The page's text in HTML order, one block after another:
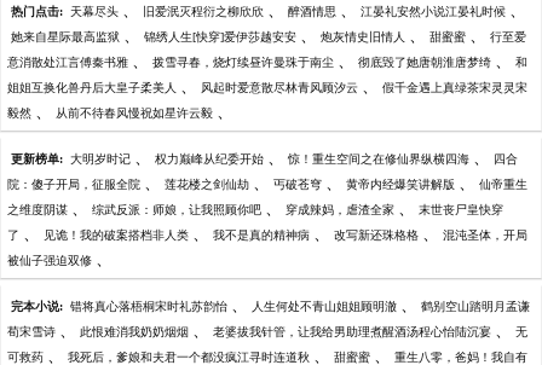
热门点击: 天幕尽头 、 旧爱泯灭程衍之柳欣欣 、 醉酒情思 、 江晏礼安然小说江晏礼时候 、
她来自星际最高监狱 、 锦绣人生[快穿]爱伊莎越安安 、 炮灰情史旧情人 、 甜蜜蜜 、 行至爱
意消散处江言傅秦书雅 、 拨雪寻春，烧灯续昼许曼珠于南尘 、 彻底毁了她唐朝淮唐梦绮 、 和
姐姐互换化兽丹后大皇子柔美人 、 风起时爱意散尽林青风顾汐云 、 假千金遇上真绿茶宋灵灵宋
毅然 、 从前不待春风慢祝如星许云毅 、
更新榜单: 大明岁时记 、 权力巅峰从纪委开始 、 惊！重生空间之在修仙界纵横四海 、 四合
院：傻子开局，征服全院 、 莲花楼之剑仙劫 、 丐破苍穹 、 黄帝内经爆笑讲解版 、 仙帝重生
之维度阴谋 、 综武反派：师娘，让我照顾你吧 、 穿成辣妈，虐渣全家 、 末世丧尸皇快穿
了 、 见诡！我的破案搭档非人类 、 我不是真的精神病 、 改写新还珠格格 、 混沌圣体，开局
被仙子强迫双修 、
完本小说: 错将真心落梧桐宋时礼苏韵怡 、 人生何处不青山姐姐顾明澈 、 鹤别空山踏明月孟谦
荀宋雪诗 、 此恨难消我奶奶烟烟 、 老婆拔我针管，让我给男助理煮醒酒汤程心怡陆沉宴 、 无
可救药 、 我死后，爹娘和夫君一个都没疯江寻时连道秋 、 甜蜜蜜 、 重生八零，爸妈！我自有